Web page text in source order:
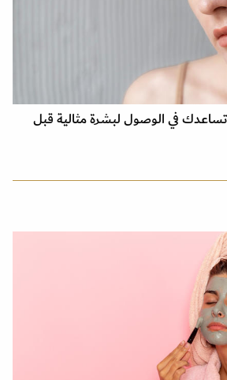
تساعدك في الوصول لبشرة مثالية قبل